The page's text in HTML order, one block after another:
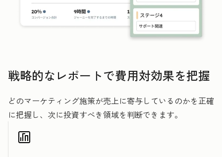
戦略的なレポートで費用対効果を把握
どのマーケティング施策が売上に寄与しているのかを正確
に把握し、次に投資すべき領域を判断できます。